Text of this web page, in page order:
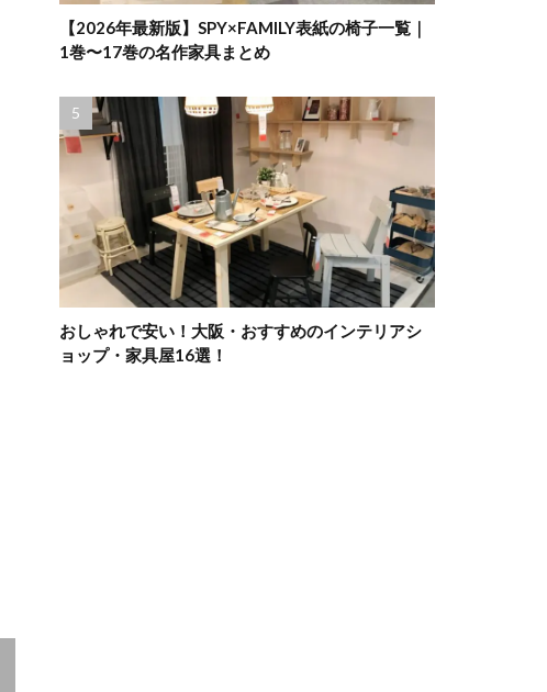
【2026年最新版】SPY×FAMILY表紙の椅子一覧｜
1巻〜17巻の名作家具まとめ
おしゃれで安い！大阪・おすすめのインテリアシ
ョップ・家具屋16選！